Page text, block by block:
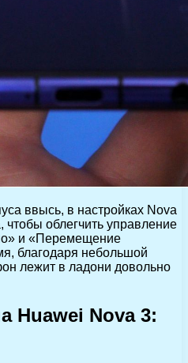
ввысь, в настройках Nova
облегчить управление
и «Перемещение
благодаря небольшой
лежит в ладони довольно
Huawei Nova 3: